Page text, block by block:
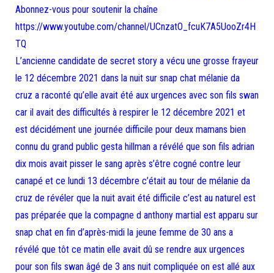
Abonnez-vous pour soutenir la chaîne
https://www.youtube.com/channel/UCnzatO_fcuK7A5UooZr4H
TQ
L’ancienne candidate de secret story a vécu une grosse frayeur
le 12 décembre 2021 dans la nuit sur snap chat mélanie da
cruz a raconté qu’elle avait été aux urgences avec son fils swan
car il avait des difficultés à respirer le 12 décembre 2021 et
est décidément une journée difficile pour deux mamans bien
connu du grand public gesta hillman a révélé que son fils adrian
dix mois avait pisser le sang après s’être cogné contre leur
canapé et ce lundi 13 décembre c’était au tour de mélanie da
cruz de révéler que la nuit avait été difficile c’est au naturel est
pas préparée que la compagne d anthony martial est apparu sur
snap chat en fin d’après-midi la jeune femme de 30 ans a
révélé que tôt ce matin elle avait dû se rendre aux urgences
pour son fils swan âgé de 3 ans nuit compliquée on est allé aux